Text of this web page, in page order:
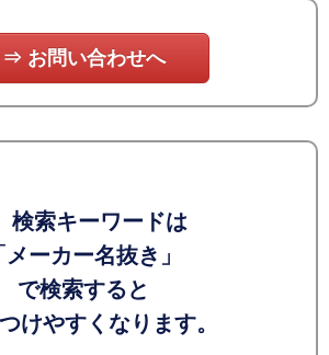
⇒ お問い合わせへ
索キーワードは
メーカー名抜き」
で検索すると
けやすくなります。